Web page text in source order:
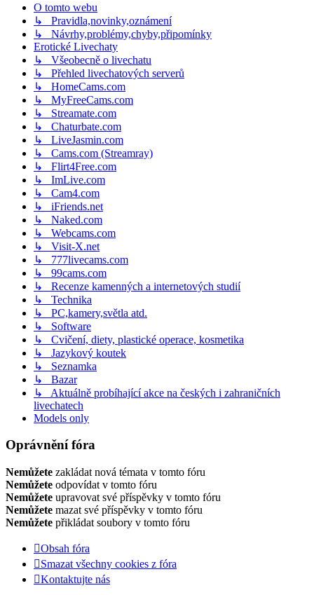
O tomto webu
↳ Pravidla,novinky,oznámení
↳ Návrhy,problémy,chyby,připomínky
Erotické Livechaty
↳ Všeobecně o livechatu
↳ Přehled livechatových serverů
↳ HomeCams.com
↳ MyFreeCams.com
↳ Streamate.com
↳ Chaturbate.com
↳ LiveJasmin.com
↳ Cams.com (Streamray)
↳ Flirt4Free.com
↳ ImLive.com
↳ Cam4.com
↳ iFriends.net
↳ Naked.com
↳ Webcams.com
↳ Visit-X.net
↳ 777livecams.com
↳ 99cams.com
↳ Recenze kamenných a internetových studií
↳ Technika
↳ PC,kamery,světla atd.
↳ Software
↳ Cvičení, diety, plastické operace, kosmetika
↳ Jazykový koutek
↳ Seznamka
↳ Bazar
↳ Aktuálně probíhající akce na českých i zahraničních
livechatech
Models only
Oprávnění fóra
Nemůžete zakládat nová témata v tomto fóru
Nemůžete odpovídat v tomto fóru
Nemůžete upravovat své příspěvky v tomto fóru
Nemůžete mazat své příspěvky v tomto fóru
Nemůžete přikládat soubory v tomto fóru
Obsah fóra
Smazat všechny cookies z fóra
Kontaktujte nás